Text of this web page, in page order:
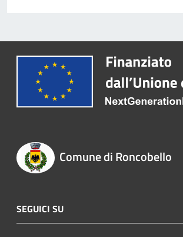
Comune di Roncobello
SEGUICI SU